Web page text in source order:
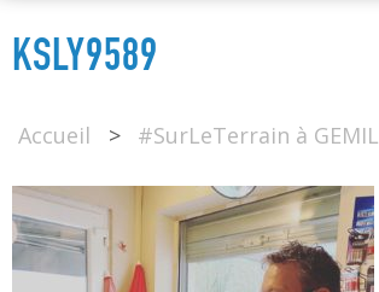
MES ACTIONS 2017 – 2022
KSLY9589
Accueil > #SurLeTerrain à GEMIL